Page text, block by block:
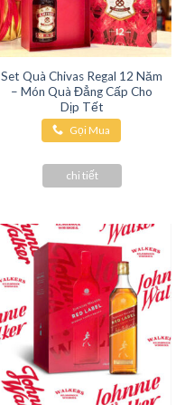
Set Quà Chivas Regal 12 Năm
– Món Quà Đẳng Cấp Cho
Dịp Tết
Gọi Mua
chi tiết